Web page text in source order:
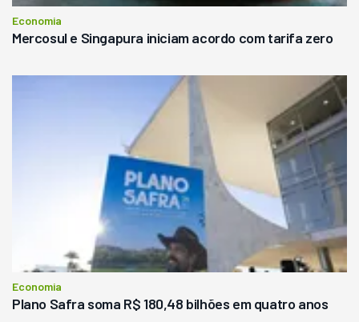
Economia
Mercosul e Singapura iniciam acordo com tarifa zero
Economia
Plano Safra soma R$ 180,48 bilhões em quatro anos